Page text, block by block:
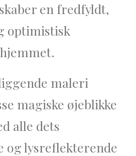
en fredfyldt,
optimistisk
maleri
magiske øjeblikke
alle dets
og lysreflekterende